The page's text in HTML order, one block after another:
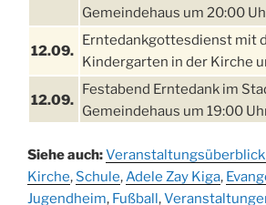
Gemeindehaus um 20:00
12.09.
Erntedankgottesdienst mit
Kindergarten in der Kirche
12.09.
Festabend Erntedank im
Gemeindehaus um 19:00
13.09.
Stadtteilhaus um 14:00 Uhr
19.09.
Schlagerabend im
Siehe auch:Veranstaltungsüberblick
Kirche, Schule,Adele Zay Kiga,
Jugendheim, Fußball,